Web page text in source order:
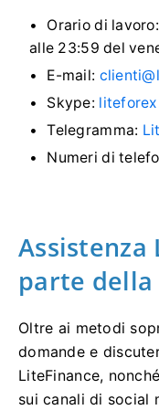
Orario di
alle 23:59 del
E-mail:
Skype:
Telegramma:
Numeri di
Assistenza
parte
Oltre ai metodi
domande e
LiteFinance,
sui canali di social